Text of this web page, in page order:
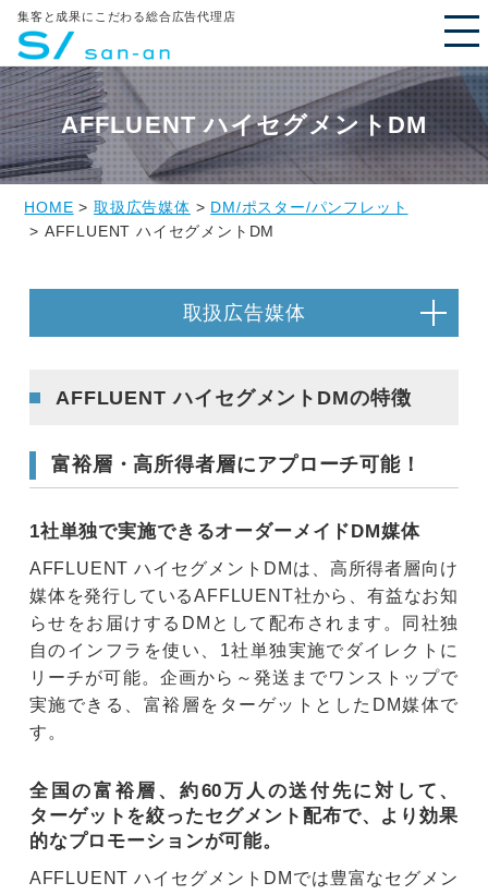
集客と成果にこだわる総合広告代理店
AFFLUENT ハイセグメントDM
HOME >取扱広告媒体 > DM/ポスター/パンフレット
> AFFLUENT ハイセグメントDM
取扱広告媒体
AFFLUENT ハイセグメントDMの特徴
富裕層・高所得者層にアプローチ可能！
1社単独で実施できるオーダーメイドDM媒体
AFFLUENT ハイセグメントDMは、高所得者層向け
媒体を発行しているAFFLUENT社から、有益なお知
らせをお届けするDMとして配布されます。同社独
自のインフラを使い、1社単独実施でダイレクトに
リーチが可能。企画から～発送までワンストップで
実施できる、富裕層をターゲットとしたDM媒体で
す。
全国の富裕層、約60万人の送付先に対して、
ターゲットを絞ったセグメント配布で、より効果
的なプロモーションが可能。
AFFLUENT ハイセグメントDMでは豊富なセグメン